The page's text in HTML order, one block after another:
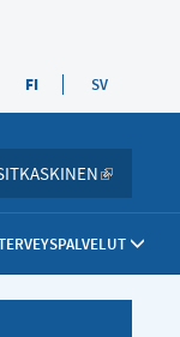
FI SV
(LINK IS